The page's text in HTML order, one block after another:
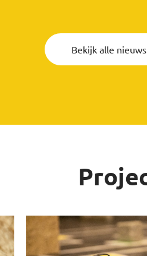
Bekijk alle